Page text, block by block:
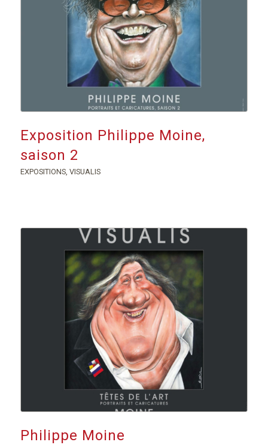
Exposition Philippe Moine,
saison 2
EXPOSITIONS, VISUALIS
Philippe Moine